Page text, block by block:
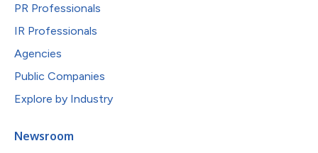
PR Professionals
IR Professionals
Agencies
Public Companies
Explore by Industry
Newsroom